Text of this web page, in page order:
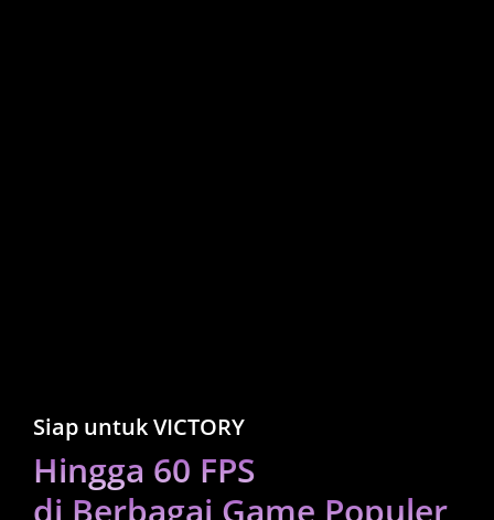
Siap untuk VICTORY
Hingga 60 FPS